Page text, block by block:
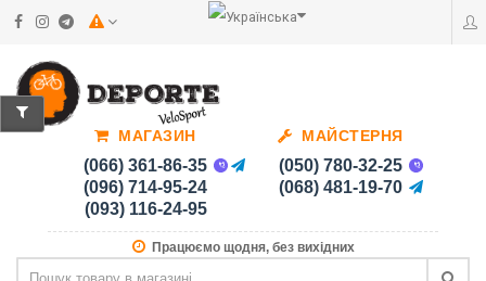
МАГАЗИН
(066) 361-86-35
(096) 714-95-24
(093) 116-24-95
МАЙСТЕРНЯ
(050) 780-32-25
(068) 481-19-70
Працюємо щодня, без вихідних